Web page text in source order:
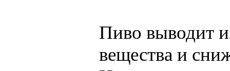
Пиво выводит
вещества и